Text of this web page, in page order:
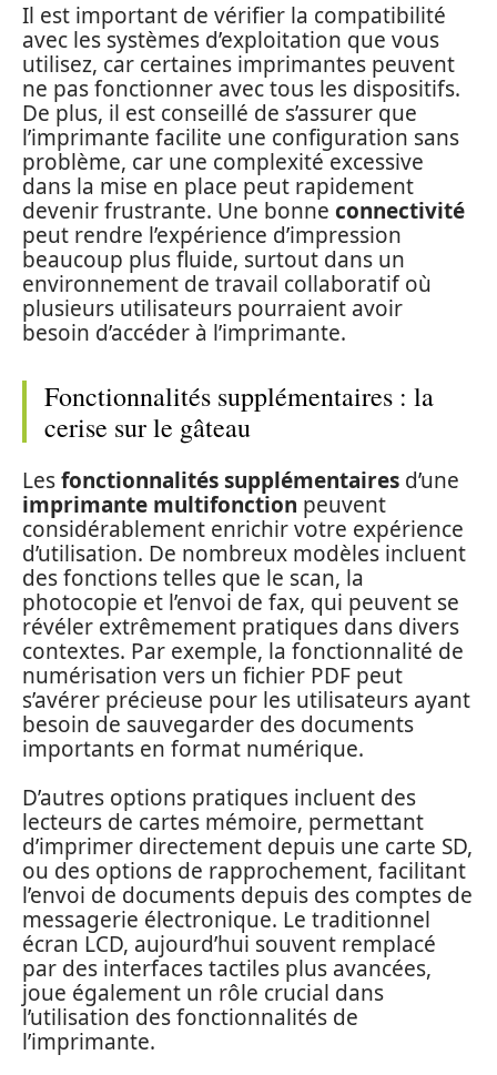
Il est important de vérifier la compatibilité
avec les systèmes d’exploitation que vous
utilisez, car certaines imprimantes peuvent
ne pas fonctionner avec tous les dispositifs.
De plus, il est conseillé de s’assurer que
l’imprimante facilite une configuration sans
problème, car une complexité excessive
dans la mise en place peut rapidement
devenir frustrante. Une bonne connectivité
peut rendre l’expérience d’impression
beaucoup plus fluide, surtout dans un
environnement de travail collaboratif où
plusieurs utilisateurs pourraient avoir
besoin d’accéder à l’imprimante.
Fonctionnalités supplémentaires : la
cerise sur le gâteau
Lesfonctionnalités supplémentaires d’une
imprimante multifonction peuvent
considérablement enrichir votre expérience
d’utilisation. De nombreux modèles incluent
des fonctions telles que le scan, la
photocopie et l’envoi de fax, qui peuvent se
révéler extrêmement pratiques dans divers
contextes. Par exemple, la fonctionnalité de
numérisation vers un fichier PDF peut
s’avérer précieuse pour les utilisateurs ayant
besoin de sauvegarder des documents
importants en format numérique.
D’autres options pratiques incluent des
lecteurs de cartes mémoire, permettant
d’imprimer directement depuis une carte SD,
ou des options de rapprochement, facilitant
l’envoi de documents depuis des comptes de
messagerie électronique. Le traditionnel
écran LCD, aujourd’hui souvent remplacé
par des interfaces tactiles plus avancées,
joue également un rôle crucial dans
l’utilisation des fonctionnalités de
l’imprimante.